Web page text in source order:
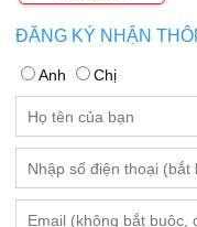
ĐĂNG KÝ NHẬN
Anh Chị